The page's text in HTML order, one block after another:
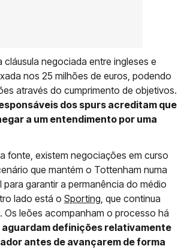
cláusula negociada entre ingleses e
nos 25 milhões de euros, podendo
através do cumprimento de objetivos.
dos spurs acreditam que
a um entendimento por uma
fonte, existem negociações em curso
que mantém o Tottenham numa
garantir a permanência do médio
lado está o Sporting, que continua
Os leões acompanham o processo há
aguardam definições relativamente
antes de avançarem de forma